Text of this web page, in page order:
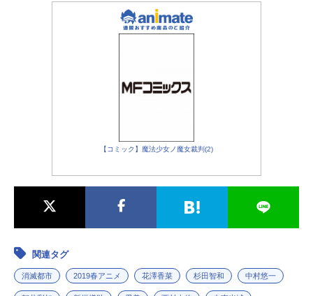
【コミック】魔法少女ノ魔女裁判(2)
関連タグ
消滅都市 2019春アニメ 花澤香菜 杉田智和 中村悠一